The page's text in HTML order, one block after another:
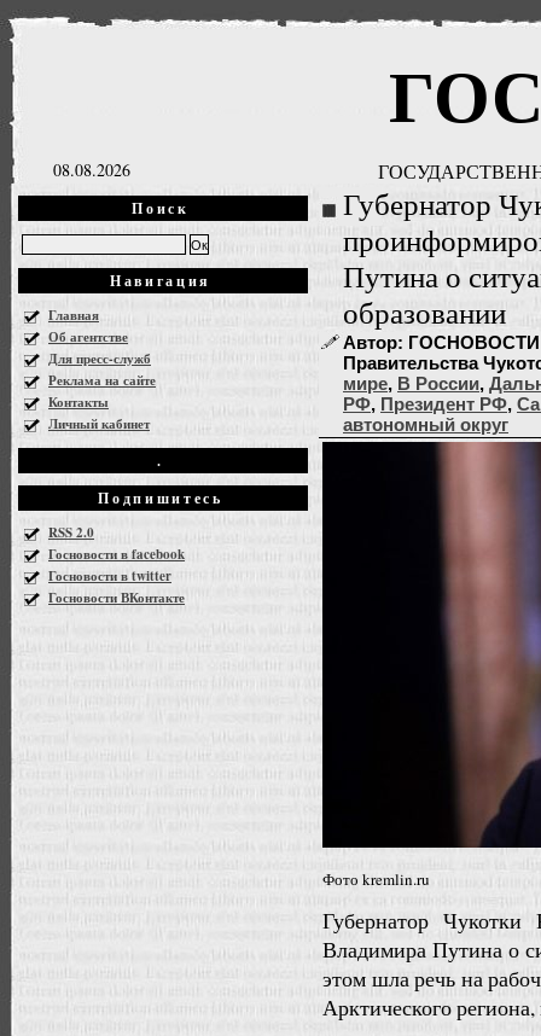
08.08.2026
Поиск
Навигация
Главная
Об агентстве
Для пресс-служб
Реклама на сайте
Контакты
Личный кабинет
.
Подпишитесь
RSS 2.0
Госновости в facebook
Госновости в twitter
Госновости ВКонтакте
Губернатор
Путина о
образовании
Автор: ГОСНОВОСТИ,
Правительства
мире, В России,
РФ, Президент РФ,
автономный округ
Фото kremlin.ru
Губернатор
Владимира Путина о
этом шла речь на
Арктического